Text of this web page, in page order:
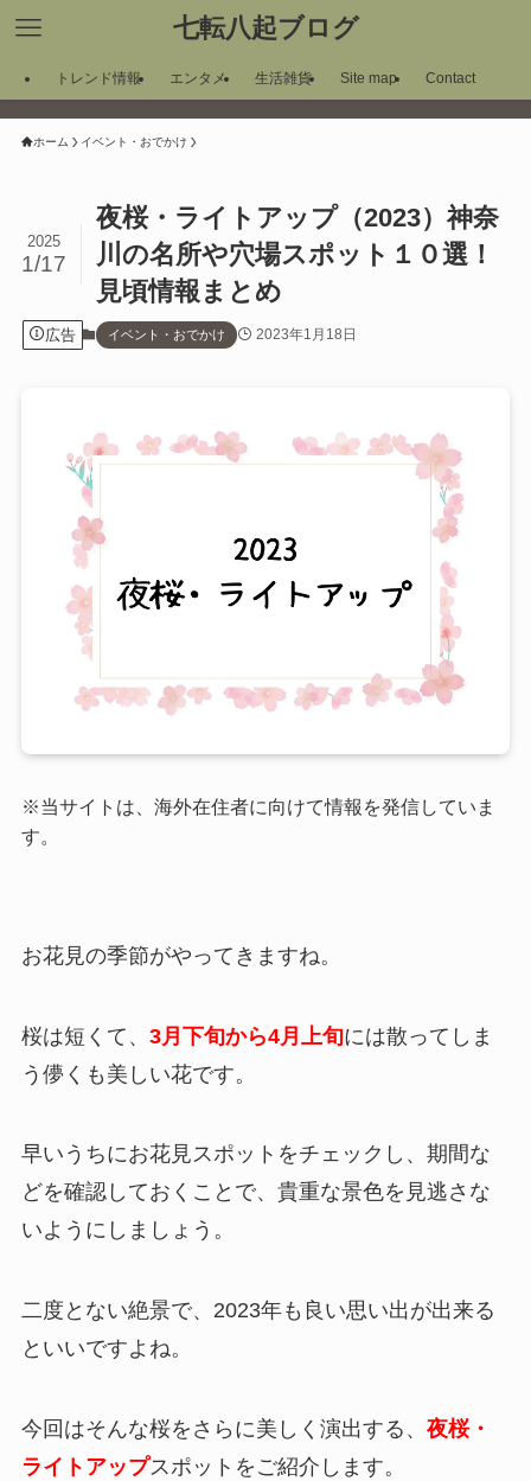
七転八起ブログ
トレンド情報 エンタメ 生活雑貨 Site map Contact
ホーム イベント・おでかけ
夜桜・ライトアップ（2023）神奈
川の名所や穴場スポット１０選！
見頃情報まとめ
2025
1/17
広告 イベント・おでかけ 2023年1月18日
※当サイトは、海外在住者に向けて情報を発信していま
す。
お花見の季節がやってきますね。
桜は短くて、 3月下旬から4月上旬には散ってしま
う儚くも美しい花です。
早いうちにお花見スポットをチェックし、期間な
どを確認しておくことで、貴重な景色を見逃さな
いようにしましょう。
二度とない絶景で、2023年も良い思い出が出来る
といいですよね。
今回はそんな桜をさらに美しく演出する、 夜桜・
ライトアップスポットをご紹介します。